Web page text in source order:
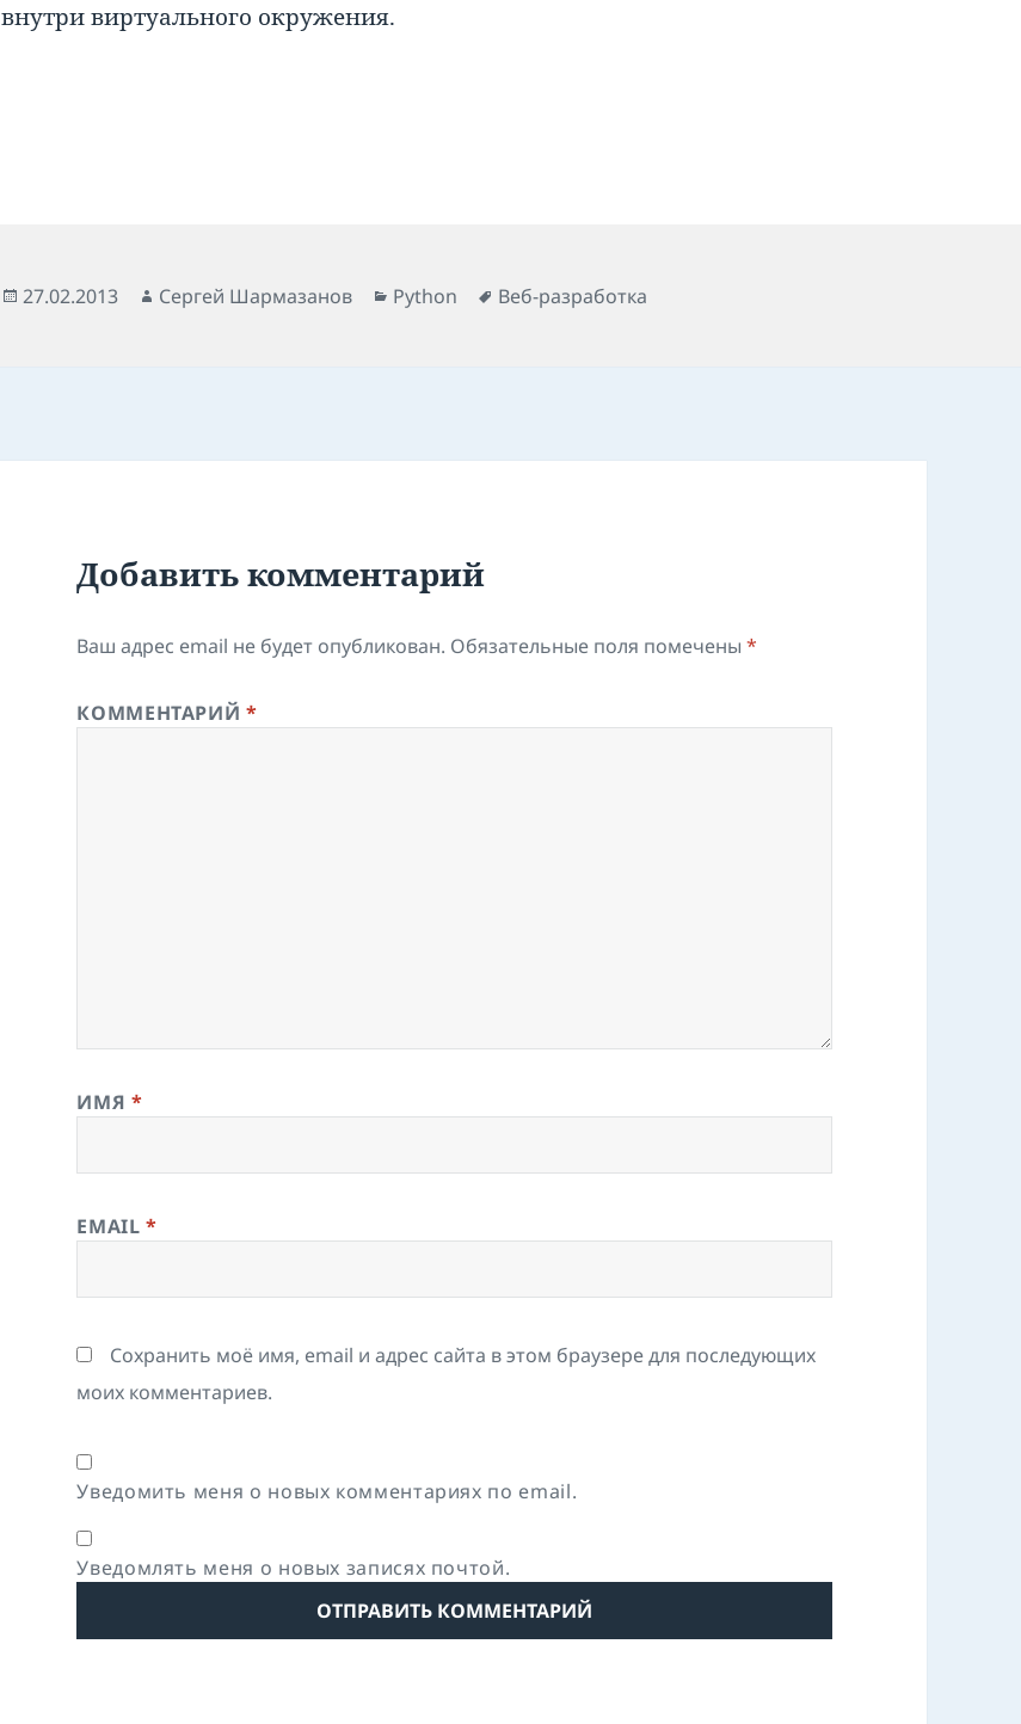
внутри виртуального окружения.
Опубликовано
27.02.2013 Автор
Сергей Шармазанов Рубрики
Python Метки
Веб-разработка
Добавить комментарий
Ваш адрес email не будет опубликован. Обязательные поля помечены*
КОММЕНТАРИЙ*
ИМЯ *
EMAIL*
Сохранить моё имя, email и адрес сайта в этом браузере для последующих
моих комментариев.
Уведомить меня о новых комментариях по email.
Уведомлять меня о новых записях почтой.